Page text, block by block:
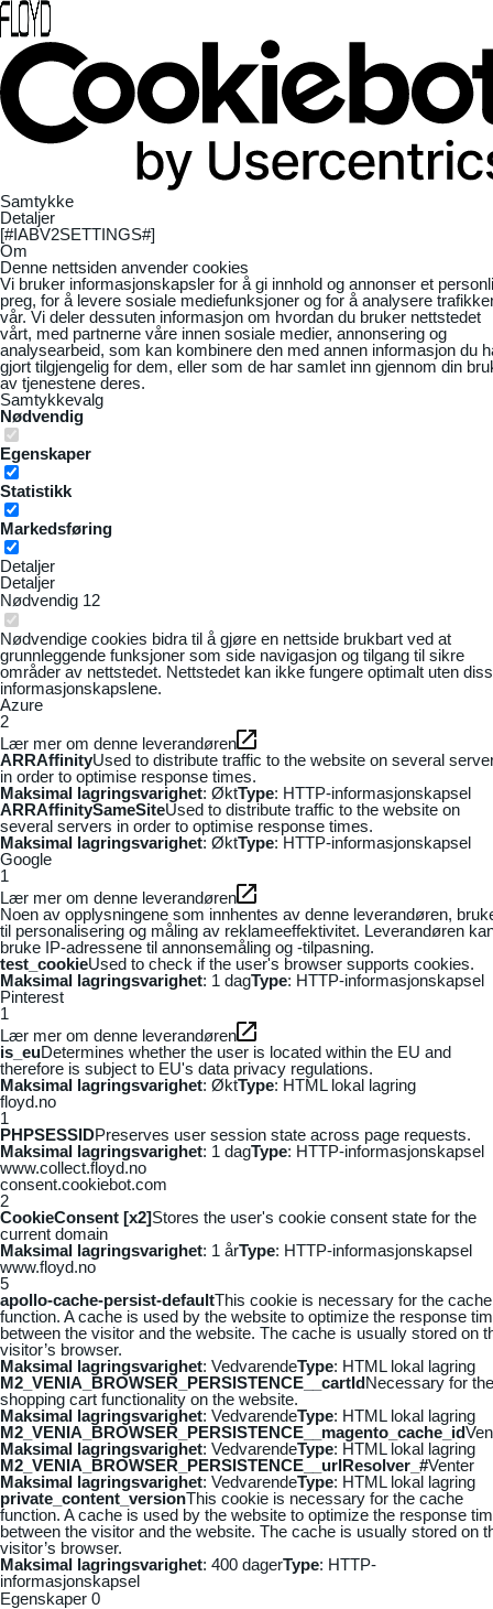
Samtykke
Detaljer
[#IABV2SETTINGS#]
Om
Denne nettsiden anvender cookies
Vi bruker informasjonskapsler for å gi innhold og annonser et
preg, for å levere sosiale mediefunksjoner og for å analysere
vår. Vi deler dessuten informasjon om hvordan du bruker nettstedet
vårt, med partnerne våre innen sosiale medier, annonsering og
analysearbeid, som kan kombinere den med annen informasjon du
gjort tilgjengelig for dem, eller som de har samlet inn gjennom din
av tjenestene deres.
Samtykkevalg
Nødvendig
Egenskaper
Statistikk
Markedsføring
Detaljer
Detaljer
Nødvendig 12
Nødvendige cookies bidra til å gjøre en nettside brukbart ved at
grunnleggende funksjoner som side navigasjon og tilgang til sikre
områder av nettstedet. Nettstedet kan ikke fungere optimalt uten
informasjonskapslene.
Azure
2
Lær mer om denne leverandøren
ARRAffinityUsed to distribute traffic to the website on several
in order to optimise response times.
Maksimal lagringsvarighet: ØktType: HTTP-informasjonskapsel
ARRAffinitySameSiteUsed to distribute traffic to the website on
several servers in order to optimise response times.
Maksimal lagringsvarighet: ØktType: HTTP-informasjonskapsel
Google
1
Lær mer om denne leverandøren
Noen av opplysningene som innhentes av denne leverandøren,
til personalisering og måling av reklameeffektivitet. Leverandøren
bruke IP-adressene til annonsemåling og -tilpasning.
test_cookieUsed to check if the user's browser supports cookies.
Maksimal lagringsvarighet: 1 dagType: HTTP-informasjonskapsel
Pinterest
1
Lær mer om denne leverandøren
is_euDetermines whether the user is located within the EU and
therefore is subject to EU's data privacy regulations.
Maksimal lagringsvarighet: ØktType: HTML lokal lagring
floyd.no
1
PHPSESSIDPreserves user session state across page requests.
Maksimal lagringsvarighet: 1 dagType: HTTP-informasjonskapsel
www.collect.floyd.no
consent.cookiebot.com
2
CookieConsent [x2]Stores the user's cookie consent state for the
current domain
Maksimal lagringsvarighet: 1 årType: HTTP-informasjonskapsel
www.floyd.no
5
apollo-cache-persist-defaultThis cookie is necessary for the cache
function. A cache is used by the website to optimize the response
between the visitor and the website. The cache is usually stored on
visitor’s browser.
Maksimal lagringsvarighet: VedvarendeType: HTML lokal lagring
M2_VENIA_BROWSER_PERSISTENCE__cartIdNecessary for the
shopping cart functionality on the website.
Maksimal lagringsvarighet: VedvarendeType: HTML lokal lagring
M2_VENIA_BROWSER_PERSISTENCE__magento_cache_id
Maksimal lagringsvarighet: VedvarendeType: HTML lokal lagring
M2_VENIA_BROWSER_PERSISTENCE__urlResolver_#Venter
Maksimal lagringsvarighet: VedvarendeType: HTML lokal lagring
private_content_versionThis cookie is necessary for the cache
function. A cache is used by the website to optimize the response
between the visitor and the website. The cache is usually stored on
visitor’s browser.
Maksimal lagringsvarighet: 400 dagerType: HTTP-
informasjonskapsel
Egenskaper 0